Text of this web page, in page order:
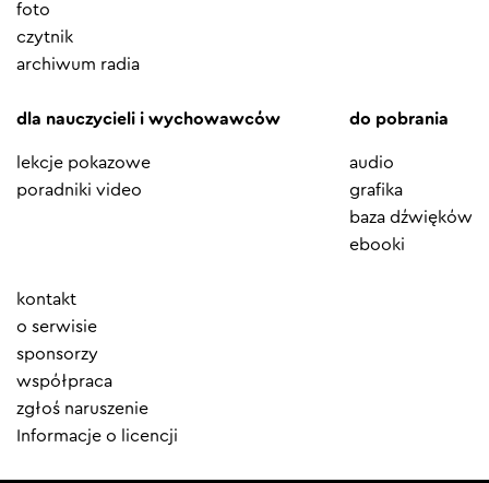
foto
czytnik
archiwum radia
dla nauczycieli i wychowawców
lekcje pokazowe
poradniki video
do pobrania
audio
grafika
baza dźwięków
ebooki
Element
menu
kontakt
o serwisie
sponsorzy
współpraca
zgłoś naruszenie
Informacje o licencji